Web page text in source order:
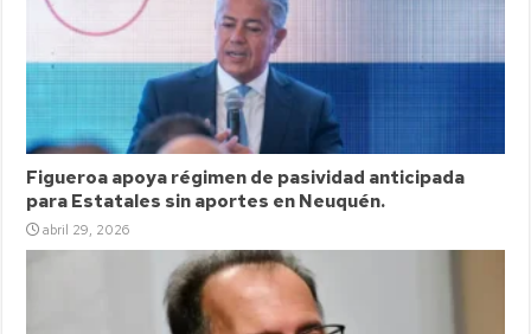
Figueroa apoya régimen de pasividad anticipada
para Estatales sin aportes en Neuquén.
abril 29, 2026